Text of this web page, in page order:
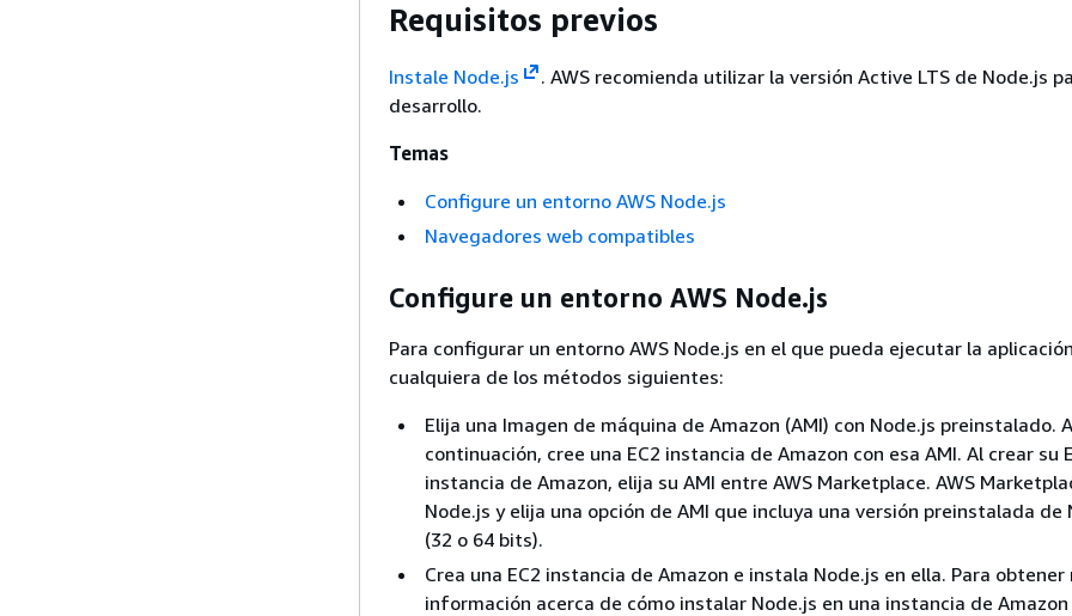
Requisitos previos
Instale Node.js
. AWS recomienda utilizar la versión Active LTS de Node.js
desarrollo.
Temas
Configure un entorno AWS Node.js
Navegadores web compatibles
Configure un entorno AWS Node.js
Para configurar un entorno AWS Node.js en el que pueda ejecutar la
cualquiera de los métodos siguientes:
Elija una Imagen de máquina de Amazon (AMI) con Node.js preinstalado. A
continuación, cree una EC2 instancia de Amazon con esa AMI. Al crear su
instancia de Amazon, elija su AMI entre AWS Marketplace. AWS
Node.js y elija una opción de AMI que incluya una versión preinstalada de
(32 o 64 bits).
Crea una EC2 instancia de Amazon e instala Node.js en ella. Para obtener
información acerca de cómo instalar Node.js en una instancia de Amazon